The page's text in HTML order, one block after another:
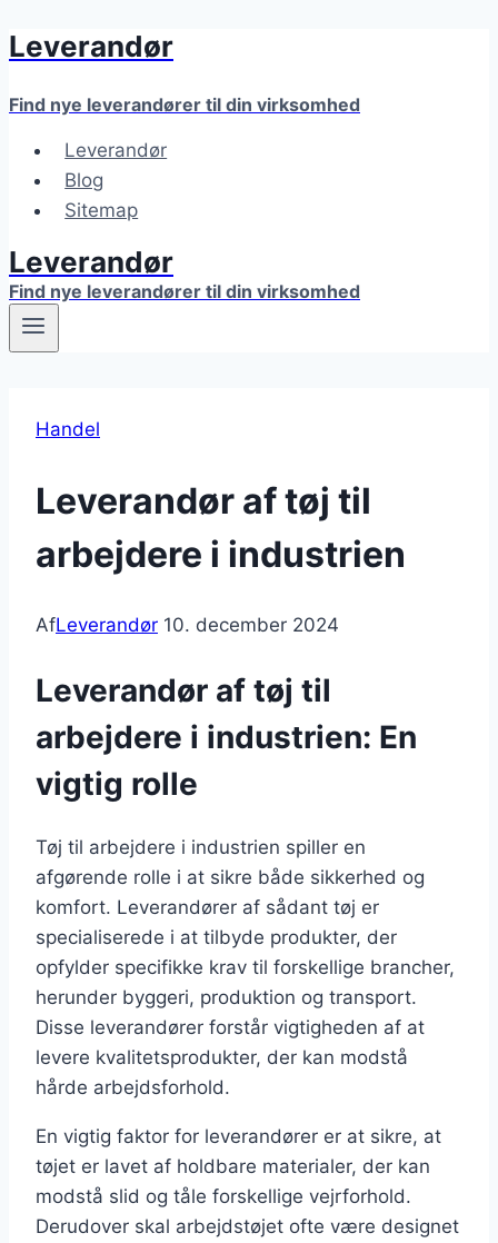
Fortsæt
indhold
Leverandør
Find nye leverandører til din virksomhed
Leverandør
Blog
Sitemap
Leverandør
Find nye leverandører til din virksomhed
Handel
Leverandør af tøj til
arbejdere i industrien
AfLeverandør 10. december 2024
Leverandør af tøj til
arbejdere i industrien: En
vigtig rolle
Tøj til arbejdere i industrien spiller en
afgørende rolle i at sikre både sikkerhed og
komfort. Leverandører af sådant tøj er
specialiserede i at tilbyde produkter, der
opfylder specifikke krav til forskellige brancher,
herunder byggeri, produktion og transport.
Disse leverandører forstår vigtigheden af at
levere kvalitetsprodukter, der kan modstå
hårde arbejdsforhold.
En vigtig faktor for leverandører er at sikre, at
tøjet er lavet af holdbare materialer, der kan
modstå slid og tåle forskellige vejrforhold.
Derudover skal arbejdstøjet ofte være designet